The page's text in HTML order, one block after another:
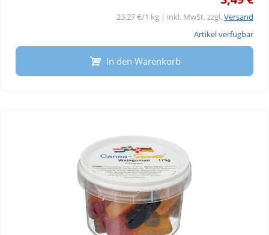
23,27 €/1 kg | inkl. MwSt. zzgl.Versand
Artikel verfügbar
In den Warenkorb